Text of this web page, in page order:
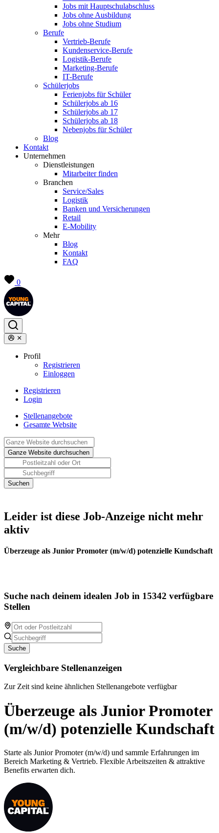
Jobs mit Hauptschulabschluss
Jobs ohne Ausbildung
Jobs ohne Studium
Berufe
Vertrieb-Berufe
Kundenservice-Berufe
Logistik-Berufe
Marketing-Berufe
IT-Berufe
Schülerjobs
Ferienjobs für Schüler
Schülerjobs ab 16
Schülerjobs ab 17
Schülerjobs ab 18
Nebenjobs für Schüler
Blog
Kontakt
Unternehmen
Dienstleistungen
Mitarbeiter finden
Branchen
Service/Sales
Logistik
Banken und Versicherungen
Retail
E-Mobility
Mehr
Blog
Kontakt
FAQ
0
Profil
Registrieren
Einloggen
Registrieren
Login
Stellenangebote
Gesamte Website
Leider ist diese Job-Anzeige nicht mehr
aktiv
Überzeuge als Junior Promoter (m/w/d) potenzielle Kundschaft
Suche nach deinem idealen Job in 15342 verfügbare
Stellen
Suche
Vergleichbare Stellenanzeigen
Zur Zeit sind keine ähnlichen Stellenangebote verfügbar
Überzeuge als Junior Promoter
(m/w/d) potenzielle Kundschaft
Starte als Junior Promoter (m/w/d) und sammle Erfahrungen im
Bereich Marketing & Vertrieb. Flexible Arbeitszeiten & attraktive
Benefits erwarten dich.